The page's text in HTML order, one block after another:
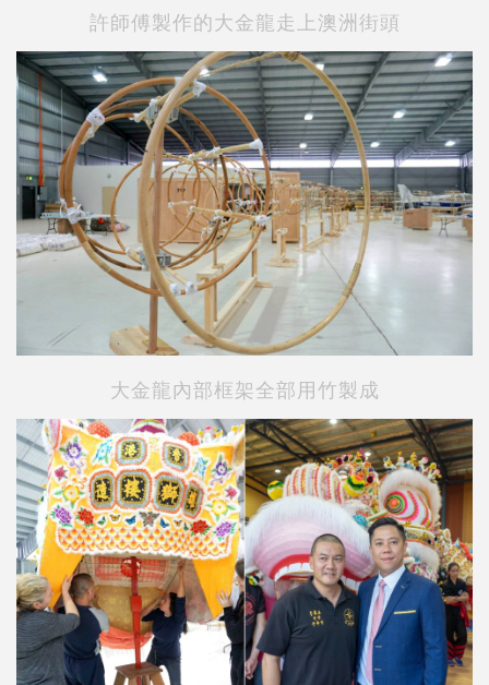
許師傅製作的大金龍走上澳洲街頭
大金龍 內部框架全部用竹製成